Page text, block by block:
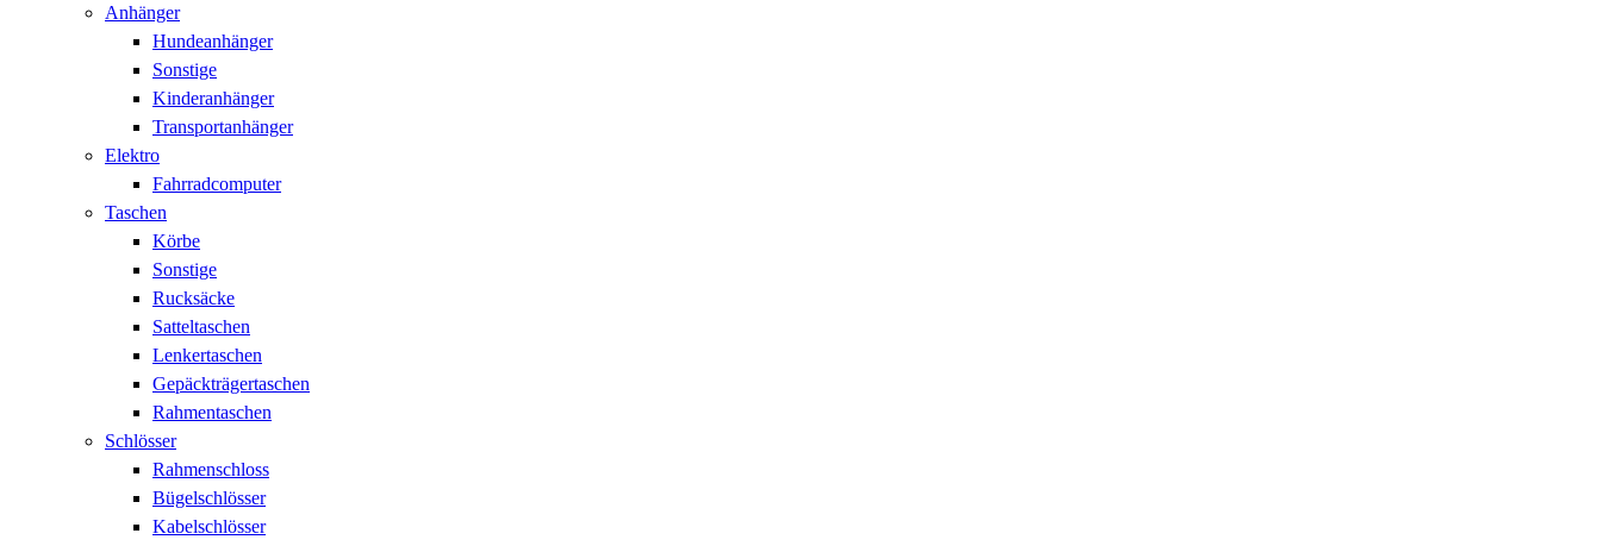
Anhänger
Hundeanhänger
Sonstige
Kinderanhänger
Transportanhänger
Elektro
Fahrradcomputer
Taschen
Körbe
Sonstige
Rucksäcke
Satteltaschen
Lenkertaschen
Gepäckträgertaschen
Rahmentaschen
Schlösser
Rahmenschloss
Bügelschlösser
Kabelschlösser